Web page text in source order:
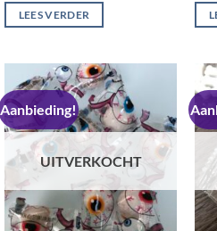
LEES VERDER
Aanbieding!
UITVERKOCHT